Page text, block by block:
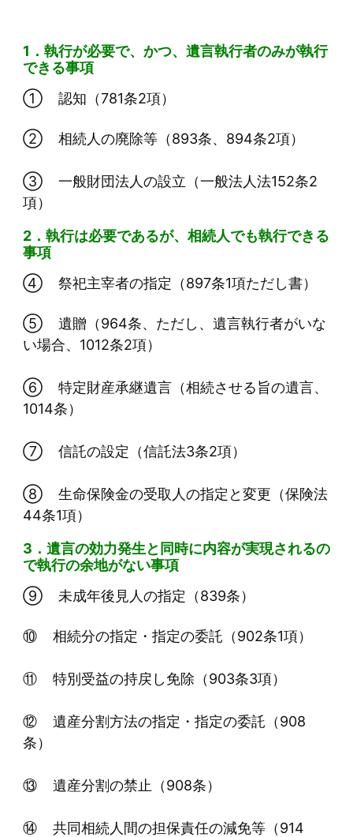
1．執行が必要で、かつ、遺言執行者のみが執行
できる事項
① 認知（781条2項）
② 相続人の廃除等（893条、894条2項）
③ 一般財団法人の設立（一般法人法152条2
項）
2．執行は必要であるが、相続人でも執行できる
事項
④ 祭祀主宰者の指定（897条1項ただし書）
⑤ 遺贈（964条、ただし、遺言執行者がいな
い場合、1012条2項）
⑥ 特定財産承継遺言（相続させる旨の遺言、
1014条）
⑦ 信託の設定（信託法3条2項）
⑧ 生命保険金の受取人の指定と変更（保険法
44条1項）
3．遺言の効力発生と同時に内容が実現されるの
で執行の余地がない事項
⑨ 未成年後見人の指定（839条）
⑩ 相続分の指定・指定の委託（902条1項）
⑪ 特別受益の持戻し免除（903条3項）
⑫ 遺産分割方法の指定・指定の委託（908
条）
⑬ 遺産分割の禁止（908条）
⑭ 共同相続人間の担保責任の減免等（914